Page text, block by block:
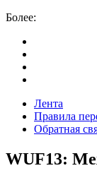
Более:
Лента
Правила
Обратная
WUF13: